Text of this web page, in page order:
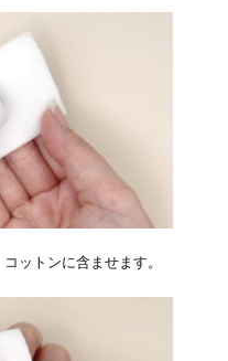
ットンに含ませます。